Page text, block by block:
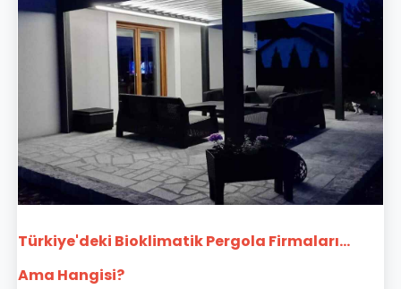
Türkiye'deki Bioklimatik Pergola Firmaları...
Ama Hangisi?